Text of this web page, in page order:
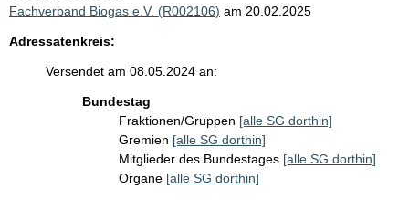
Fachverband Biogas e.V. (R002106) am 20.02.2025
Adressatenkreis:
Versendet am 08.05.2024 an:
Bundestag
Fraktionen/Gruppen [alle SG dorthin]
Gremien [alle SG dorthin]
Mitglieder des Bundestages [alle SG dorthin]
Organe [alle SG dorthin]